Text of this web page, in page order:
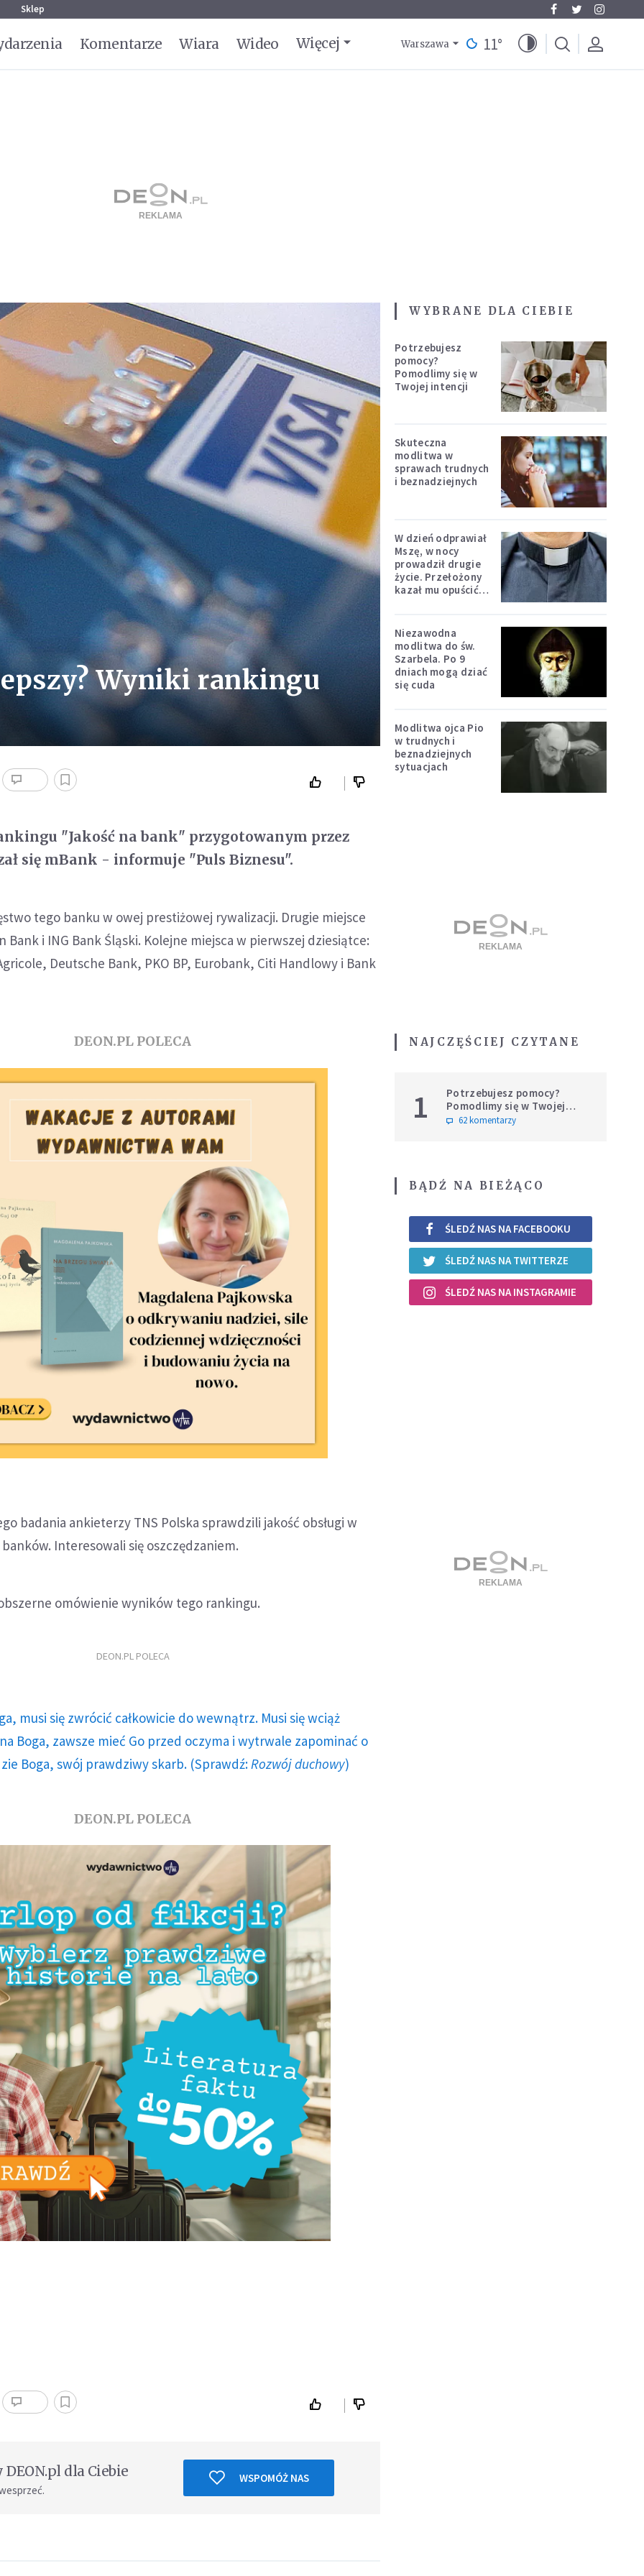
Sklep
Komentarze Wiara Wideo Więcej Warszawa 11°
Wyniki rankingu
"Jakość na bank" przygotowanym przez
się mBank - informuje "Puls Biznesu".
tego banku w owej prestiżowej rywalizacji. Drugie miejsce
Bank i ING Bank Śląski. Kolejne miejsca w pierwszej dziesiątce:
Deutsche Bank, PKO BP, Eurobank, Citi Handlowy i Bank
DEON.PL POLECA
badania ankieterzy TNS Polska sprawdzili jakość obsługi w
Interesowali się oszczędzaniem.
omówienie wyników tego rankingu.
DEON.PL POLECA
musi się zwrócić całkowicie do wewnątrz. Musi się wciąż
Boga, zawsze mieć Go przed oczyma i wytrwale zapominać o
Boga, swój prawdziwy skarb. (Sprawdź: Rozwój duchowy)
DEON.PL POLECA
dla Ciebie WSPOMÓŻ NAS
WYBRANE DLA CIEBIE
Potrzebujesz
pomocy?
Pomodlimy się w
Twojej intencji
Skuteczna
modlitwa w
sprawach trudnych
i beznadziejnych
W dzień odprawiał
Mszę, w nocy
prowadził drugie
życie. Przełożony
kazał mu opuścić
Niezawodna
modlitwa do św.
Szarbela. Po 9
dniach mogą dziać
się cuda
Modlitwa ojca Pio
w trudnych i
beznadziejnych
sytuacjach
NAJCZĘŚCIEJ CZYTANE
1
Potrzebujesz pomocy?
Pomodlimy się w Twojej
intencji
62 komentarzy
BĄDŹ NA BIEŻĄCO
ŚLEDŹ NAS NA FACEBOOKU
ŚLEDŹ NAS NA TWITTERZE
ŚLEDŹ NAS NA INSTAGRAMIE